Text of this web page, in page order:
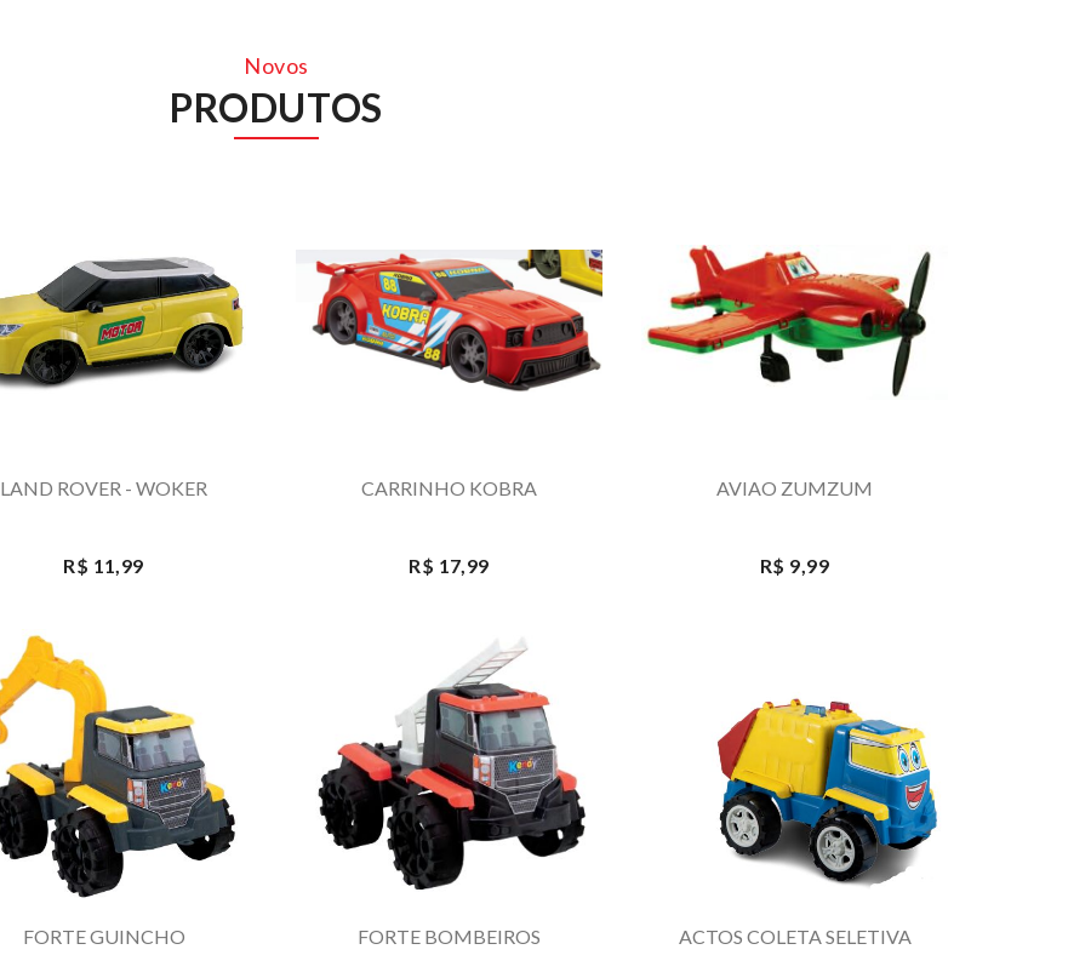
Novos
PRODUTOS
LAND ROVER - WOKER
R$ 11,99
CARRINHO KOBRA
R$ 17,99
AVIAO ZUMZUM
R$ 9,99
FORTE GUINCHO FORTE BOMBEIROS ACTOS COLETA SELETIVA